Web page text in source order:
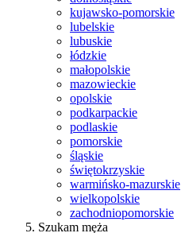
kujawsko-pomorskie
lubelskie
lubuskie
łódzkie
małopolskie
mazowieckie
opolskie
podkarpackie
podlaskie
pomorskie
śląskie
świętokrzyskie
warmińsko-mazurskie
wielkopolskie
zachodniopomorskie
Szukam męża